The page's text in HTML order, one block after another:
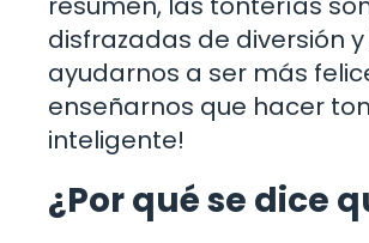
disfrazadas de diversión
ayudarnos a ser más
enseñarnos que hacer
inteligente!
¿Por qué se dice